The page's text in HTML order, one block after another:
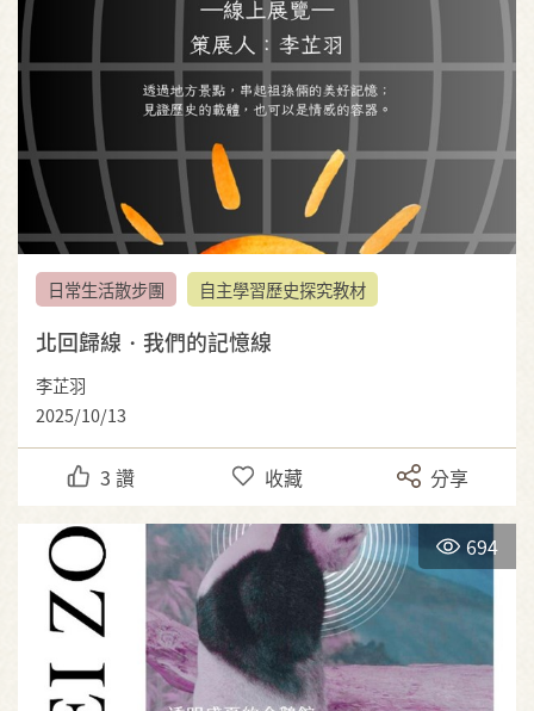
日常生活散步團 自主學習歷史探究教材
北回歸線・我們的記憶線
李芷羽
2025/10/13
3 讚 收藏 分享
694